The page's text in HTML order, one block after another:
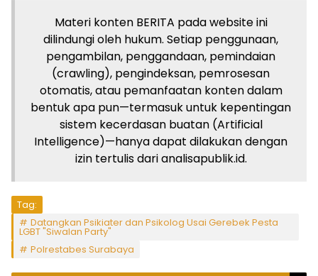
Materi konten BERITA pada website ini
dilindungi oleh hukum. Setiap penggunaan,
pengambilan, penggandaan, pemindaian
(crawling), pengindeksan, pemrosesan
otomatis, atau pemanfaatan konten dalam
bentuk apa pun—termasuk untuk kepentingan
sistem kecerdasan buatan (Artificial
Intelligence)—hanya dapat dilakukan dengan
izin tertulis dari analisapublik.id.
Tag:
Datangkan Psikiater dan Psikolog Usai Gerebek Pesta
LGBT "Siwalan Party"
Polrestabes Surabaya